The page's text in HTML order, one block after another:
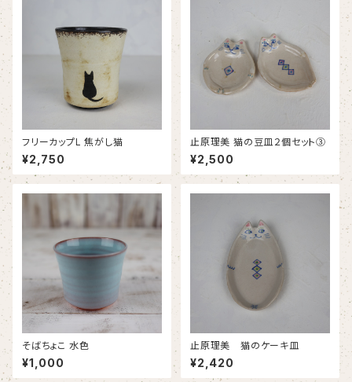
フリーカップL 焦がし猫
¥2,750
止原理美 猫の豆皿２個セット③
¥2,500
そばちょこ 水色
¥1,000
止原理美 猫のケーキ皿
¥2,420